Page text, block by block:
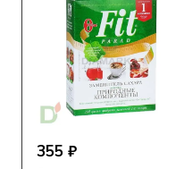
355 ₽